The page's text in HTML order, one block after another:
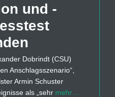
und -
Dobrindt (CSU)
Anschlagsszenario“,
Armin Schuster
als „sehr mehr…